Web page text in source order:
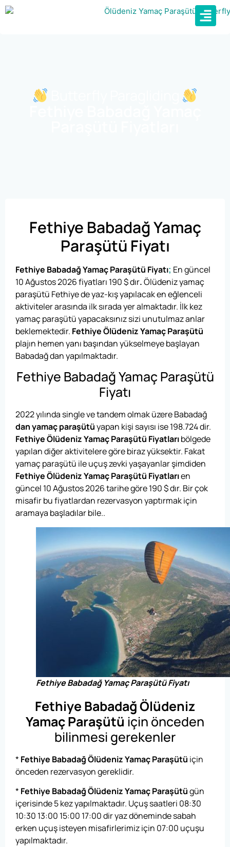
Fethiye Babadağ Yamaç
Paraşütü Fiyatı
Fethiye Babadağ Yamaç Paraşütü Fiyatı; En güncel
10 Ağustos 2026 fiyatları 190$dır.Ölüdeniz yamaç
paraşütü Fethiye de yaz-kış yapılacak en eğlenceli
aktiviteler arasında ilk sırada yer almaktadır. İlk kez
yamaç paraşütü yapacaksınız sizi unutulmaz anlar
beklemektedir. Fethiye Ölüdeniz Yamaç Paraşütü
plajın hemen yanı başından yükselmeye başlayan
Babadağ dan yapılmaktadır.
Fethiye Babadağ Yamaç Paraşütü
Fiyatı
2022 yılında single ve tandem olmak üzereBabadağ
dan yamaç paraşütüyapan kişi sayısı ise 198.724 dir.
Fethiye Ölüdeniz Yamaç Paraşütü Fiyatlarıbölgede
yapılan diğer aktivitelere göre biraz yüksektir. Fakat
yamaç paraşütü ile uçuş zevki yaşayanlar şimdiden
Fethiye Ölüdeniz Yamaç Paraşütü Fiyatlarıen
güncel 10 Ağustos 2026 tarihe göre190$dır. Bir çok
misafir bu fiyatlardan rezervasyon yaptırmak için
aramaya başladılar bile..
Fethiye Babadağ Yamaç Paraşütü Fiyatı
Fethiye Babadağ Ölüdeniz
Yamaç Paraşütü için önceden
bilinmesi gerekenler
* Fethiye Babadağ Ölüdeniz Yamaç Paraşütü için
önceden rezervasyon gereklidir.
* Fethiye Babadağ Ölüdeniz Yamaç Paraşütügün
içerisinde 5 kez yapılmaktadır. Uçuş saatleri 08:30
10:30 13:00 15:00 17:00 dir yaz döneminde sabah
erken uçuş isteyen misafirlerimiz için 07:00 uçuşu
yapılmaktadır.